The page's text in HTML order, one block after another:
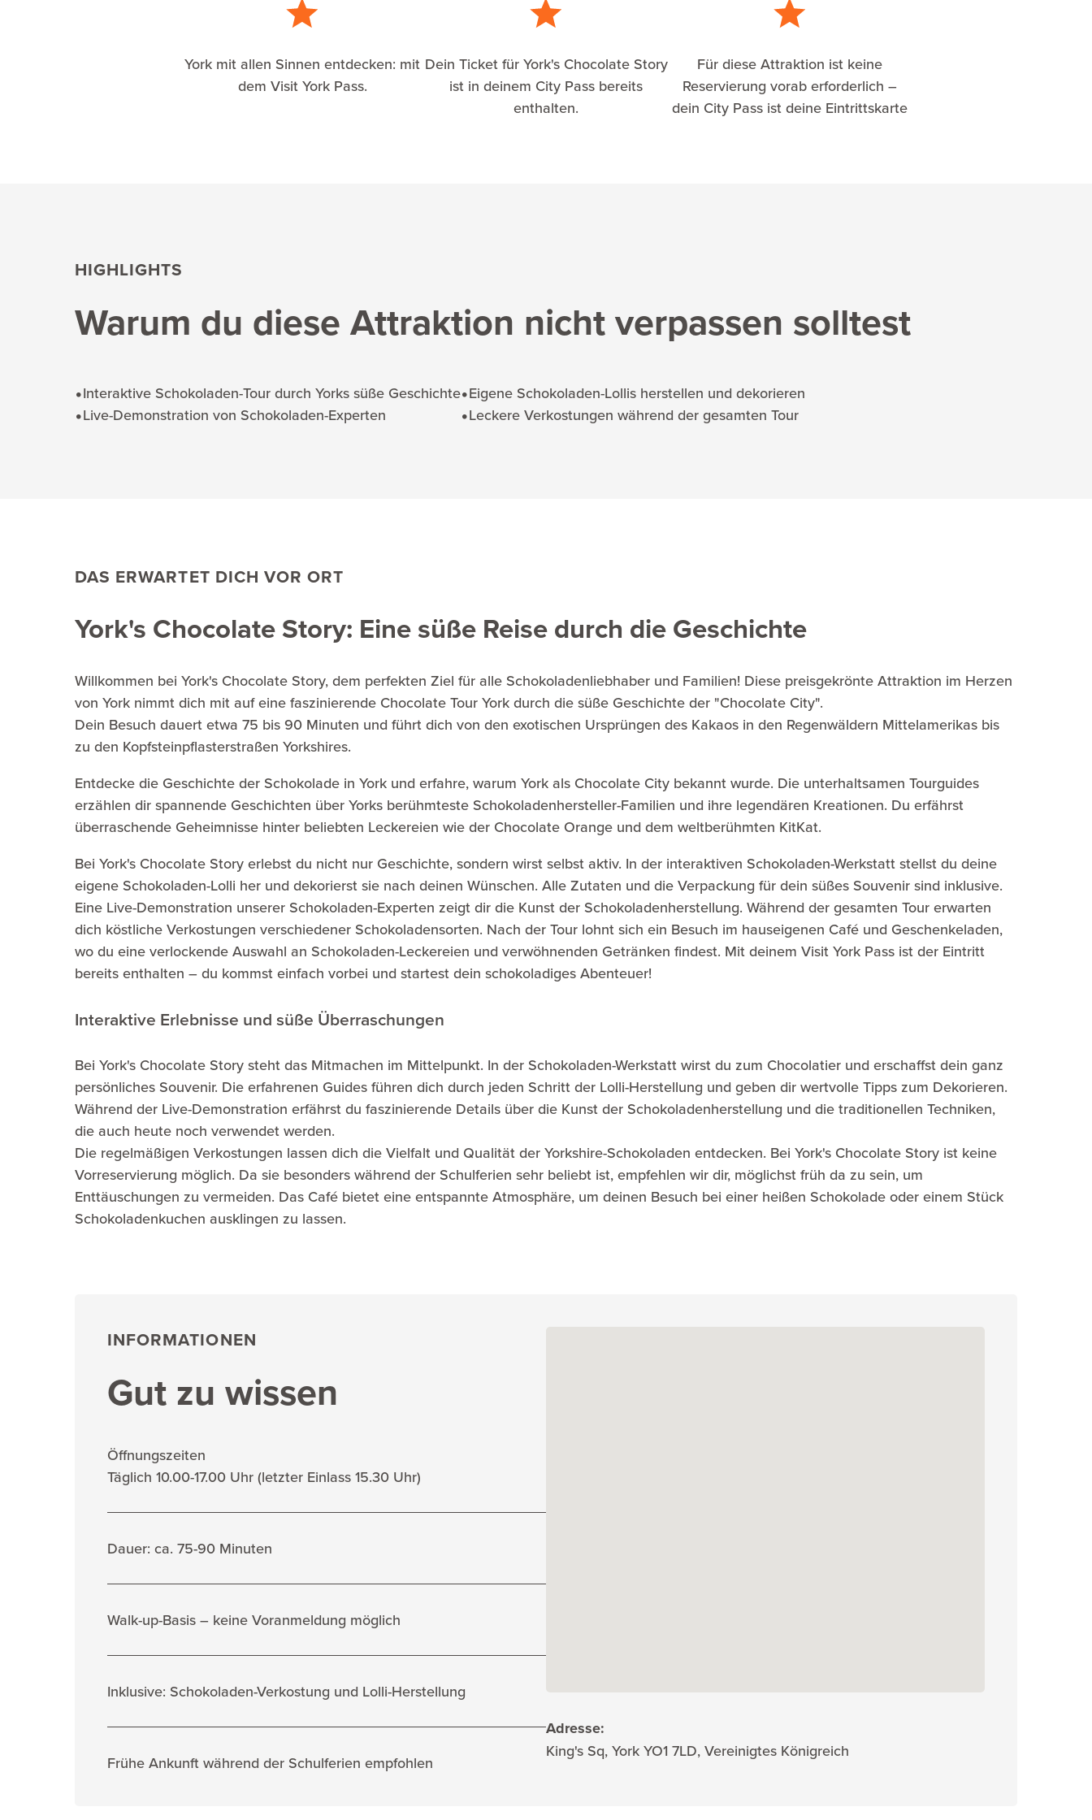
York mit allen Sinnen entdecken: mit
dem Visit York Pass.
Dein Ticket für York's Chocolate Story
ist in deinem City Pass bereits
enthalten.
Für diese Attraktion ist keine
Reservierung vorab erforderlich –
dein City Pass ist deine Eintrittskarte
HIGHLIGHTS
Warum du diese Attraktion nicht verpassen solltest
Interaktive Schokoladen-Tour durch Yorks süße Geschichte
Live-Demonstration von Schokoladen-Experten
Eigene Schokoladen-Lollis herstellen und dekorieren
Leckere Verkostungen während der gesamten Tour
DAS ERWARTET DICH VOR ORT
York's Chocolate Story: Eine süße Reise durch die Geschichte
Willkommen bei York's Chocolate Story, dem perfekten Ziel für alle Schokoladenliebhaber und Familien! Diese preisgekrönte Attraktion im Herzen
von York nimmt dich mit auf eine faszinierende Chocolate Tour York durch die süße Geschichte der "Chocolate City".
Dein Besuch dauert etwa 75 bis 90 Minuten und führt dich von den exotischen Ursprüngen des Kakaos in den Regenwäldern Mittelamerikas bis
zu den Kopfsteinpflasterstraßen Yorkshires.
Entdecke die Geschichte der Schokolade in York und erfahre, warum York als Chocolate City bekannt wurde. Die unterhaltsamen Tourguides
erzählen dir spannende Geschichten über Yorks berühmteste Schokoladenhersteller-Familien und ihre legendären Kreationen. Du erfährst
überraschende Geheimnisse hinter beliebten Leckereien wie der Chocolate Orange und dem weltberühmten KitKat.
Bei York's Chocolate Story erlebst du nicht nur Geschichte, sondern wirst selbst aktiv. In der interaktiven Schokoladen-Werkstatt stellst du deine
eigene Schokoladen-Lolli her und dekorierst sie nach deinen Wünschen. Alle Zutaten und die Verpackung für dein süßes Souvenir sind inklusive.
Eine Live-Demonstration unserer Schokoladen-Experten zeigt dir die Kunst der Schokoladenherstellung. Während der gesamten Tour erwarten
dich köstliche Verkostungen verschiedener Schokoladensorten. Nach der Tour lohnt sich ein Besuch im hauseigenen Café und Geschenkeladen,
wo du eine verlockende Auswahl an Schokoladen-Leckereien und verwöhnenden Getränken findest. Mit deinem Visit York Pass ist der Eintritt
bereits enthalten – du kommst einfach vorbei und startest dein schokoladiges Abenteuer!
Interaktive Erlebnisse und süße Überraschungen
Bei York's Chocolate Story steht das Mitmachen im Mittelpunkt. In der Schokoladen-Werkstatt wirst du zum Chocolatier und erschaffst dein ganz
persönliches Souvenir. Die erfahrenen Guides führen dich durch jeden Schritt der Lolli-Herstellung und geben dir wertvolle Tipps zum Dekorieren.
Während der Live-Demonstration erfährst du faszinierende Details über die Kunst der Schokoladenherstellung und die traditionellen Techniken,
die auch heute noch verwendet werden.
Die regelmäßigen Verkostungen lassen dich die Vielfalt und Qualität der Yorkshire-Schokoladen entdecken. Bei York's Chocolate Story ist keine
Vorreservierung möglich. Da sie besonders während der Schulferien sehr beliebt ist, empfehlen wir dir, möglichst früh da zu sein, um
Enttäuschungen zu vermeiden. Das Café bietet eine entspannte Atmosphäre, um deinen Besuch bei einer heißen Schokolade oder einem Stück
Schokoladenkuchen ausklingen zu lassen.
INFORMATIONEN
Gut zu wissen
Öffnungszeiten
Täglich 10.00-17.00 Uhr (letzter Einlass 15.30 Uhr)
Dauer: ca. 75-90 Minuten
Walk-up-Basis – keine Voranmeldung möglich
Inklusive: Schokoladen-Verkostung und Lolli-Herstellung
Frühe Ankunft während der Schulferien empfohlen
Adresse:
King's Sq, York YO1 7LD, Vereinigtes Königreich